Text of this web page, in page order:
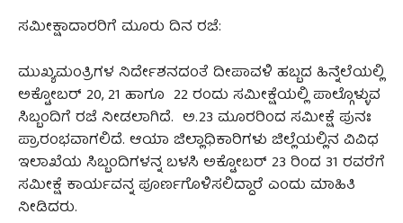
ಸಮೀಕ್ಷಾದಾರರಿಗೆ ಮೂರು ದಿನ ರಜೆ:
ಮುಖ್ಯಮಂತ್ರಿಗಳ ನಿರ್ದೇಶನದಂತೆ ದೀಪಾವಳಿ ಹಬ್ಬದ ಹಿನ್ನೆಲೆಯಲ್ಲಿ
ಅಕ್ಟೋಬರ್ 20, 21 ಹಾಗೂ 22 ರಂದು ಸಮೀಕ್ಷೆಯಲ್ಲಿ ಪಾಲ್ಗೊಳ್ಳುವ
ಸಿಬ್ಬಂದಿಗೆ ರಜೆ ನೀಡಲಾಗಿದೆ. ಅ.23 ಮೂರರಿಂದ ಸಮೀಕ್ಷೆ ಪುನಃ
ಪ್ರಾರಂಭವಾಗಲಿದೆ. ಆಯಾ ಜಿಲ್ಲಾಧಿಕಾರಿಗಳು ಜಿಲ್ಲೆಯಲ್ಲಿನ ವಿವಿಧ
ಇಲಾಖೆಯ ಸಿಬ್ಬಂದಿಗಳನ್ನ ಬಳಸಿ ಅಕ್ಟೋಬರ್ 23 ರಿಂದ 31 ರವರೆಗೆ
ಸಮೀಕ್ಷೆ ಕಾರ್ಯವನ್ನ ಪೂರ್ಣಗೊಳಿಸಲಿದ್ದಾರೆ ಎಂದು ಮಾಹಿತಿ
ನೀಡಿದರು.